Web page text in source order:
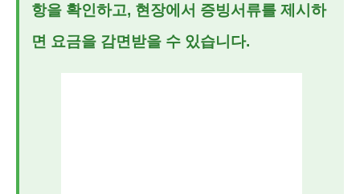
항을 확인하고, 현장에서 증빙서류를 제시하
면 요금을 감면받을 수 있습니다.